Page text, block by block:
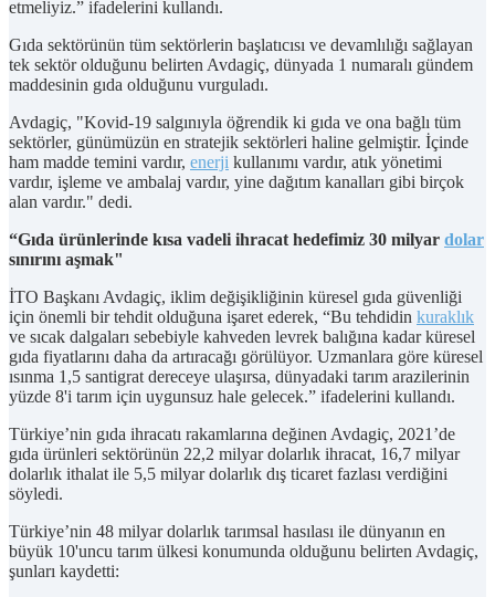
etmeliyiz.” ifadelerini kullandı.
Gıda sektörünün tüm sektörlerin başlatıcısı ve devamlılığı sağlayan
tek sektör olduğunu belirten Avdagiç, dünyada 1 numaralı gündem
maddesinin gıda olduğunu vurguladı.
Avdagiç, "Kovid-19 salgınıyla öğrendik ki gıda ve ona bağlı tüm
sektörler, günümüzün en stratejik sektörleri haline gelmiştir. İçinde
ham madde temini vardır, enerji kullanımı vardır, atık yönetimi
vardır, işleme ve ambalaj vardır, yine dağıtım kanalları gibi birçok
alan vardır." dedi.
“Gıda ürünlerinde kısa vadeli ihracat hedefimiz 30 milyar dolar
sınırını aşmak"
İTO Başkanı Avdagiç, iklim değişikliğinin küresel gıda güvenliği
için önemli bir tehdit olduğuna işaret ederek, “Bu tehdidin kuraklık
ve sıcak dalgaları sebebiyle kahveden levrek balığına kadar küresel
gıda fiyatlarını daha da artıracağı görülüyor. Uzmanlara göre küresel
ısınma 1,5 santigrat dereceye ulaşırsa, dünyadaki tarım arazilerinin
yüzde 8'i tarım için uygunsuz hale gelecek.” ifadelerini kullandı.
Türkiye’nin gıda ihracatı rakamlarına değinen Avdagiç, 2021’de
gıda ürünleri sektörünün 22,2 milyar dolarlık ihracat, 16,7 milyar
dolarlık ithalat ile 5,5 milyar dolarlık dış ticaret fazlası verdiğini
söyledi.
Türkiye’nin 48 milyar dolarlık tarımsal hasılası ile dünyanın en
büyük 10'uncu tarım ülkesi konumunda olduğunu belirten Avdagiç,
şunları kaydetti: